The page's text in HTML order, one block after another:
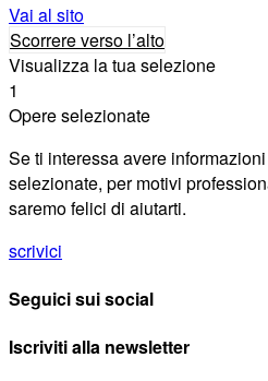
Vai al sito
Scorrere verso l’alto
Visualizza la tua selezione
1
Opere selezionate
Se ti interessa avere
selezionate, per motivi
saremo felici di aiutarti.
scrivici
Seguici sui social
Iscriviti alla newsletter